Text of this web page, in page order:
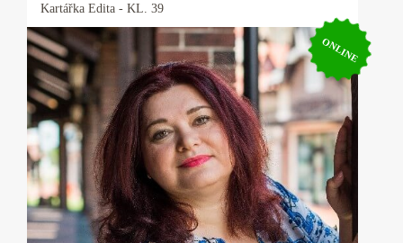
Kartářka Edita - KL. 39
ONLINE
Kartářka Edita
Jmenuji se Edita, pracuji s andělskými,
mariašovými i tarotovými kartami a vykladám
35 let. K výkladu karet mě přivedla mimo jiné i
touha si nechat vyložit od uznávané kartářky,
která mi sdělila, že jsem k ní byla poslána,